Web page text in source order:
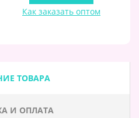
Как заказать оптом
ТОВАРА
И ОПЛАТА